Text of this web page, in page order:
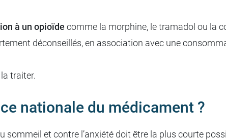
à un opioïde comme la morphine, le tramadol ou la
déconseillés, en association avec une
traiter.
nationale du médicament ?
sommeil et contre l’anxiété doit être la plus courte